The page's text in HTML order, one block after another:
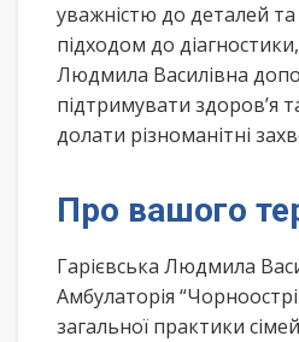
уважністю до деталей
підходом до
Людмила Василівна
підтримувати здоров’я
долати різноманітні
Про вашого
Гарієвська Людмила
Амбулаторія
загальної практики